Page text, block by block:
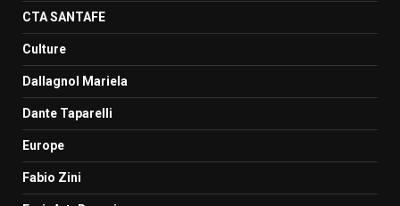
CTA SANTAFE
Culture
Dallagnol Mariela
Dante Taparelli
Europe
Fabio Zini